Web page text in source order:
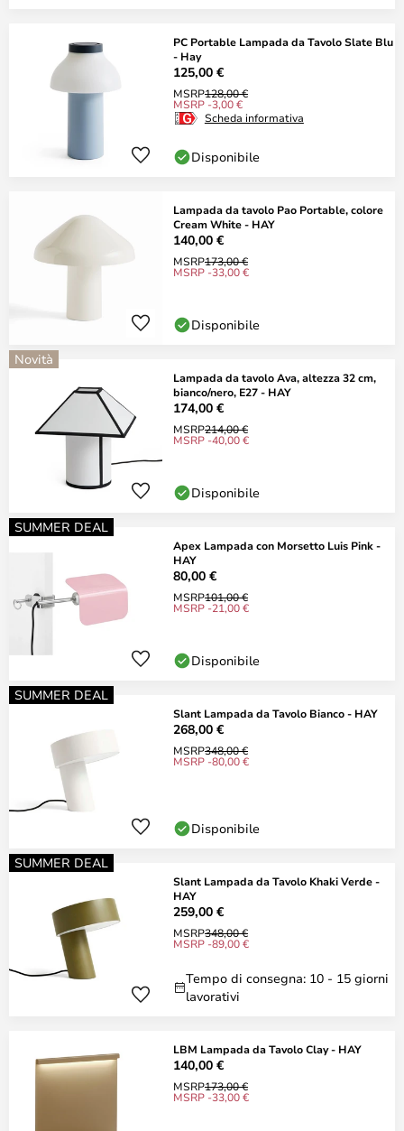
PC Portable Lampada da Tavolo Slate Blu
- Hay
125,00 €
MSRP128,00 €
MSRP -3,00 €
Scheda informativa
Disponibile
Lampada da tavolo Pao Portable, colore
Cream White - HAY
140,00 €
MSRP173,00 €
MSRP -33,00 €
Disponibile
Novità
Lampada da tavolo Ava, altezza 32 cm,
bianco/nero, E27 - HAY
174,00 €
MSRP214,00 €
MSRP -40,00 €
Disponibile
SUMMER DEAL
Apex Lampada con Morsetto Luis Pink -
HAY
80,00 €
MSRP101,00 €
MSRP -21,00 €
Disponibile
SUMMER DEAL
Slant Lampada da Tavolo Bianco - HAY
268,00 €
MSRP348,00 €
MSRP -80,00 €
Disponibile
SUMMER DEAL
Slant Lampada da Tavolo Khaki Verde -
HAY
259,00 €
MSRP348,00 €
MSRP -89,00 €
Tempo di consegna: 10 - 15 giorni
lavorativi
LBM Lampada da Tavolo Clay - HAY
140,00 €
MSRP173,00 €
MSRP -33,00 €